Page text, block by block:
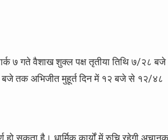
७ गते वैशाख शुक्ल पक्ष तृतीया तिथि ७/२८ बजे
बजे तक अभिजीत मुहूर्त दिन में १२ बजे से १२/४८